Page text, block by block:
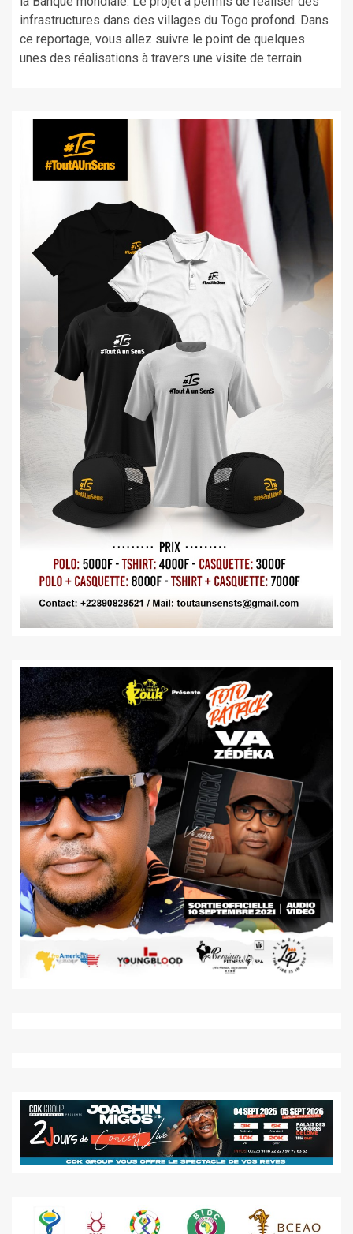
infrastructures dans des villages du Togo profond. Dans
ce reportage, vous allez suivre le point de quelques
unes des réalisations à travers une visite de terrain.